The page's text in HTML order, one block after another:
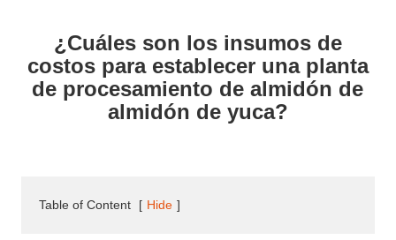
¿Cuáles son los insumos de
costos para establecer una planta
de procesamiento de almidón de
almidón de yuca?
Table of Content [ Hide ]